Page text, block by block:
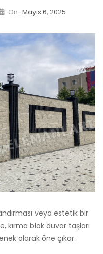
On : Mayıs 6, 2025
veya estetik bir
kırma blok duvar taşları
olarak öne çıkar.